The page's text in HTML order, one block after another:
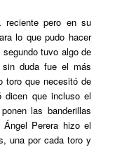
reciente pero en su
lo que pudo hacer
tuvo algo de
duda fue el más
toro que necesitó de
dicen que incluso el
las banderillas
Perera hizo el
una por cada toro y